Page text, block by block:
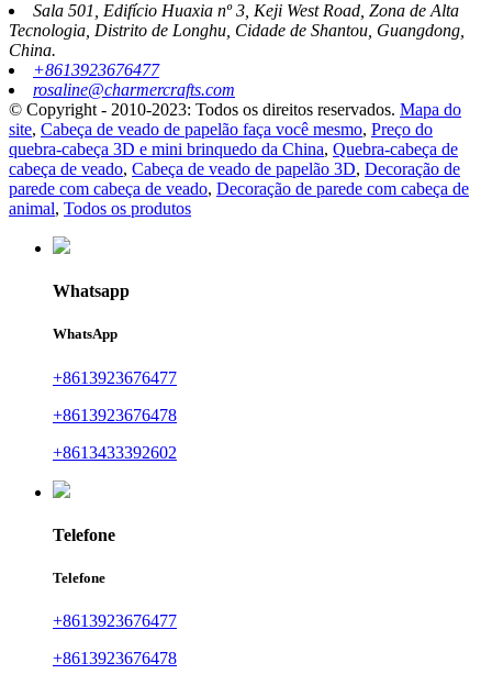
Sala 501, Edifício Huaxia nº 3, Keji West Road, Zona de Alta
Tecnologia, Distrito de Longhu, Cidade de Shantou, Guangdong,
China.
+8613923676477
rosaline@charmercrafts.com
© Copyright - 2010-2023: Todos os direitos reservados. Mapa do
site, Cabeça de veado de papelão faça você mesmo, Preço do
quebra-cabeça 3D e mini brinquedo da China, Quebra-cabeça de
cabeça de veado, Cabeça de veado de papelão 3D, Decoração de
parede com cabeça de veado, Decoração de parede com cabeça de
animal, Todos os produtos
Whatsapp
WhatsApp
+8613923676477
+8613923676478
+8613433392602
Telefone
Telefone
+8613923676477
+8613923676478